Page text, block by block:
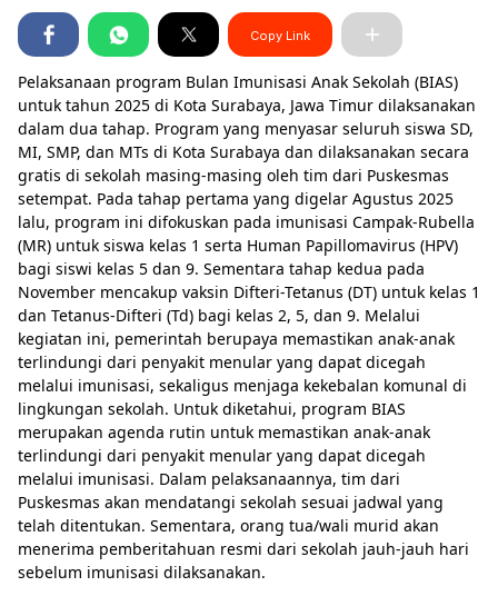
Copy Link
Pelaksanaan program Bulan Imunisasi Anak Sekolah (BIAS)
untuk tahun 2025 di Kota Surabaya, Jawa Timur dilaksanakan
dalam dua tahap. Program yang menyasar seluruh siswa SD,
MI, SMP, dan MTs di Kota Surabaya dan dilaksanakan secara
gratis di sekolah masing-masing oleh tim dari Puskesmas
setempat. Pada tahap pertama yang digelar Agustus 2025
lalu, program ini difokuskan pada imunisasi Campak-Rubella
(MR) untuk siswa kelas 1 serta Human Papillomavirus (HPV)
bagi siswi kelas 5 dan 9. Sementara tahap kedua pada
November mencakup vaksin Difteri-Tetanus (DT) untuk kelas 1
dan Tetanus-Difteri (Td) bagi kelas 2, 5, dan 9. Melalui
kegiatan ini, pemerintah berupaya memastikan anak-anak
terlindungi dari penyakit menular yang dapat dicegah
melalui imunisasi, sekaligus menjaga kekebalan komunal di
lingkungan sekolah. Untuk diketahui, program BIAS
merupakan agenda rutin untuk memastikan anak-anak
terlindungi dari penyakit menular yang dapat dicegah
melalui imunisasi. Dalam pelaksanaannya, tim dari
Puskesmas akan mendatangi sekolah sesuai jadwal yang
telah ditentukan. Sementara, orang tua/wali murid akan
menerima pemberitahuan resmi dari sekolah jauh-jauh hari
sebelum imunisasi dilaksanakan.